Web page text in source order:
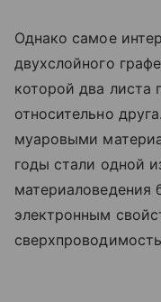
Однако самое
двухслойного
которой два листа
относительно
муаровыми
годы стали одной
материаловедения
электронным